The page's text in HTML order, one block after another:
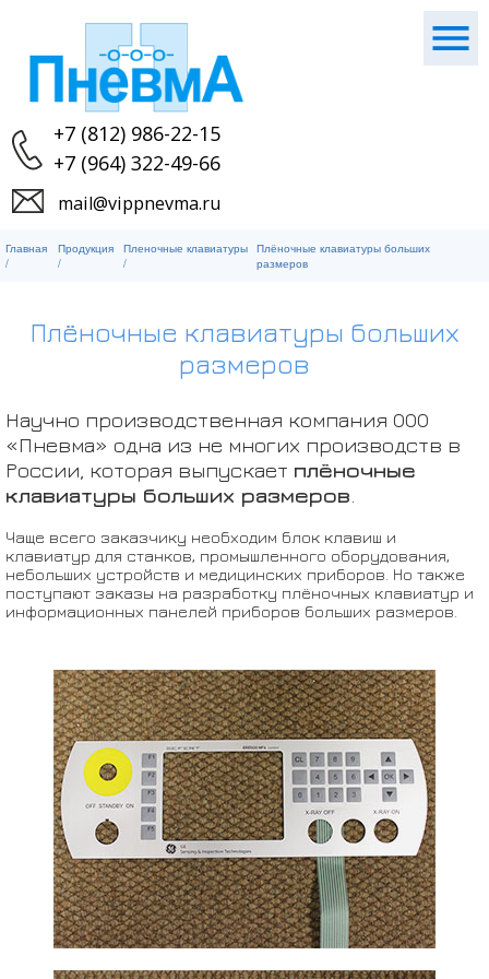
+7 (812) 986-22-15
+7 (964) 322-49-66
mail@vippnevma.ru
Главная
/
Продукция
/
Пленочные клавиатуры
/
Плёночные клавиатуры больших
размеров
Плёночные клавиатуры больших
размеров
Научно производственная компания ООО
«Пневма» одна из не многих производств в
России, которая выпускает плёночные
клавиатуры больших размеров
Чаще всего заказчику необходим блок клавиш и
клавиатур для станков, промышленного оборудования,
небольших устройств и медицинских приборов. Но также
поступают заказы на разработку плёночных клавиатур и
информационных панелей приборов больших размеров.